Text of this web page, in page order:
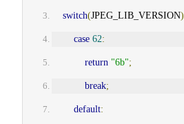
switch(JPEG_LIB_VERSION)
case 62:
return "6b";
break;
default: